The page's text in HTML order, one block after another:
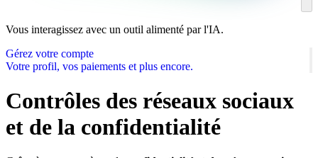
Vous interagissez avec un outil alimenté par l'IA.
Gérez votre compte
Votre profil, vos paiements et plus encore.
Contrôles des réseaux sociaux
et de la confidentialité